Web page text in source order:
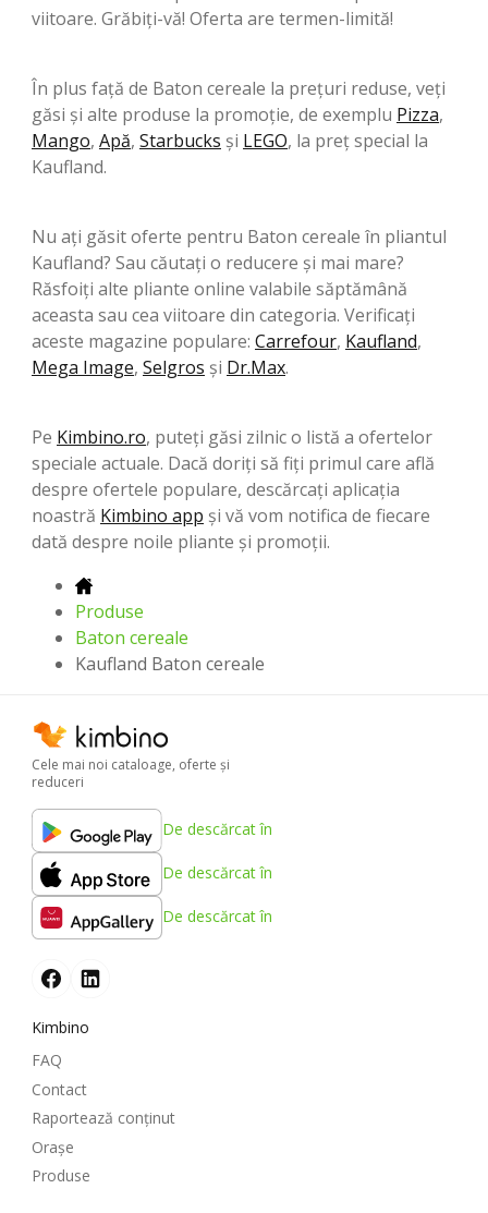
viitoare. Grăbiți-vă! Oferta are termen-limită!
În plus față de Baton cereale la prețuri reduse, veți
găsi și alte produse la promoție, de exemplu Pizza,
Mango, Apă, Starbucks şi LEGO, la preț special la
Kaufland.
Nu ați găsit oferte pentru Baton cereale în pliantul
Kaufland? Sau căutați o reducere și mai mare?
Răsfoiți alte pliante online valabile săptămână
aceasta sau cea viitoare din categoria. Verificați
aceste magazine populare: Carrefour, Kaufland,
Mega Image, Selgros şi Dr.Max.
Pe Kimbino.ro, puteți găsi zilnic o listă a ofertelor
speciale actuale. Dacă doriți să fiți primul care află
despre ofertele populare, descărcați aplicația
noastră Kimbino app și vă vom notifica de fiecare
dată despre noile pliante și promoții.
Produse
Baton cereale
Kaufland Baton cereale
Cele mai noi cataloage, oferte şi
reduceri
De descărcat în
De descărcat în
De descărcat în
Kimbino
FAQ
Contact
Raportează conținut
Oraşe
Produse